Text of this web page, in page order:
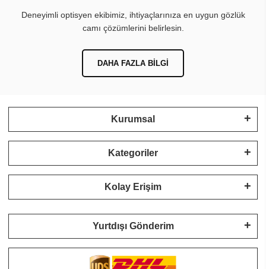
Deneyimli optisyen ekibimiz, ihtiyaçlarınıza en uygun gözlük
camı çözümlerini belirlesin.
DAHA FAZLA BILGI
Kurumsal
Kategoriler
Kolay Erişim
Yurtdışı Gönderim